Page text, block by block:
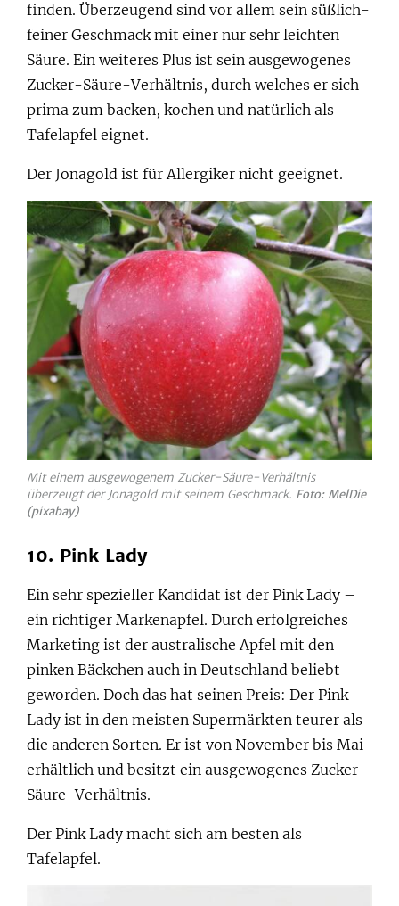
finden. Überzeugend sind vor allem sein süßlich-
feiner Geschmack mit einer nur sehr leichten
Säure. Ein weiteres Plus ist sein ausgewogenes
Zucker-Säure-Verhältnis, durch welches er sich
prima zum backen, kochen und natürlich als
Tafelapfel eignet.
Der Jonagold ist für Allergiker nicht geeignet.
Mit einem ausgewogenem Zucker-Säure-Verhältnis
überzeugt der Jonagold mit seinem Geschmack. Foto: MelDie
(pixabay)
10. Pink Lady
Ein sehr spezieller Kandidat ist der Pink Lady –
ein richtiger Markenapfel. Durch erfolgreiches
Marketing ist der australische Apfel mit den
pinken Bäckchen auch in Deutschland beliebt
geworden. Doch das hat seinen Preis: Der Pink
Lady ist in den meisten Supermärkten teurer als
die anderen Sorten. Er ist von November bis Mai
erhältlich und besitzt ein ausgewogenes Zucker-
Säure-Verhältnis.
Der Pink Lady macht sich am besten als
Tafelapfel.